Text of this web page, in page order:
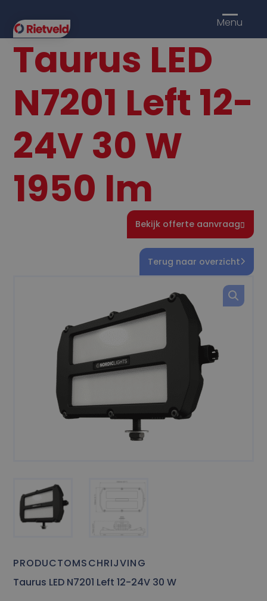
Menu
Taurus LED
N7201 Left 12-
24V 30 W
1950 lm
Bekijk offerte aanvraag
Terug naar overzicht
PRODUCTOMSCHRIJVING
Taurus LED N7201 Left 12-24V 30 W